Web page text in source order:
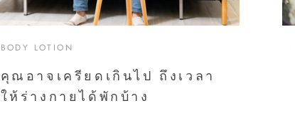
BODY LOTION
คุณอาจเครียดเกินไป ถึงเวลา
ให้ร่างกายได้พักบ้าง